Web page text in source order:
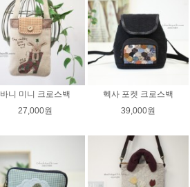
바니 미니 크로스백
27,000원
헥사 포켓 크로스백
39,000원